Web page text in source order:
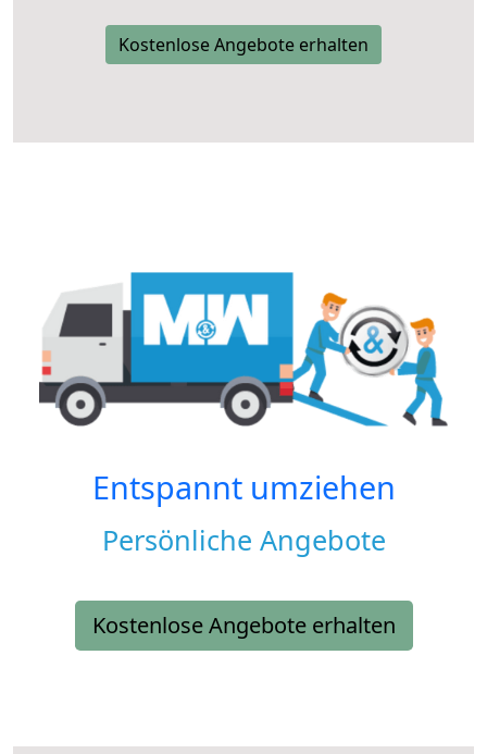
Kostenlose Angebote erhalten
Entspannt umziehen
Persönliche Angebote
Kostenlose Angebote erhalten